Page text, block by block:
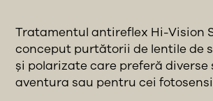
Tratamentul antireflex Hi-Vision
conceput purtătorii de lentile de
și polarizate care preferă diverse
aventura sau pentru cei